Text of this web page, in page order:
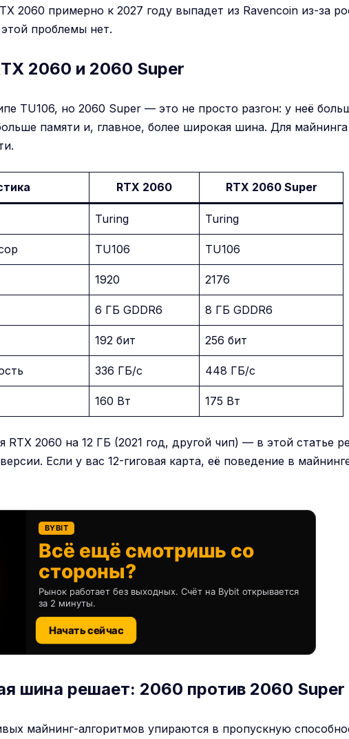
2060 примерно к 2027 году выпадет из Ravencoin из-за
проблемы нет.
2060 и 2060 Super
TU106, но 2060 Super — это не просто разгон: у неё
памяти и, главное, более широкая шина. Для майнинга
RTX 2060 RTX 2060 Super
Turing Turing
TU106 TU106
1920 2176
6 ГБ GDDR6 8 ГБ GDDR6
192 бит 256 бит
336 ГБ/с 448 ГБ/с
160 Вт 175 Вт
RTX 2060 на 12 ГБ (2021 год, другой чип) — в этой статье
Если у вас 12-гиговая карта, её поведение в
BYBIT
Всё ещё смотришь со
стороны?
Рынок работает без выходных. Счёт на Bybit открывается
за 2 минуты.
Начать сейчас
шина решает: 2060 против 2060 Super
майнинг-алгоритмов упираются в пропускную